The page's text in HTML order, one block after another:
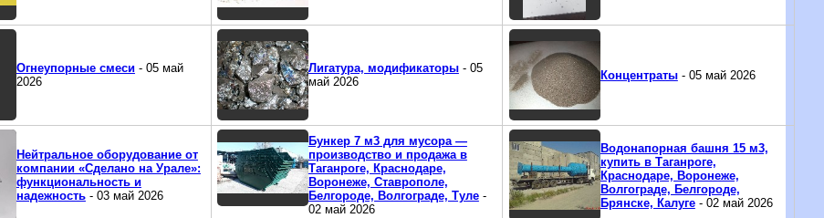
Огнеупорные смеси- 05 май
2026
Лигатура, модификаторы- 05
май 2026
Концентраты- 05 май 2026
Нейтральное оборудование от
компании «Сделано на Урале»:
функциональность и
надежность- 03 май 2026
Бункер 7 м3 для мусора —
производство и продажа в
Таганроге, Краснодаре,
Воронеже, Ставрополе,
Белгороде, Волгограде, Туле-
02 май 2026
Водонапорная башня 15 м3,
купить в Таганроге,
Краснодаре, Воронеже,
Волгограде, Белгороде,
Брянске, Калуге- 02 май 2026